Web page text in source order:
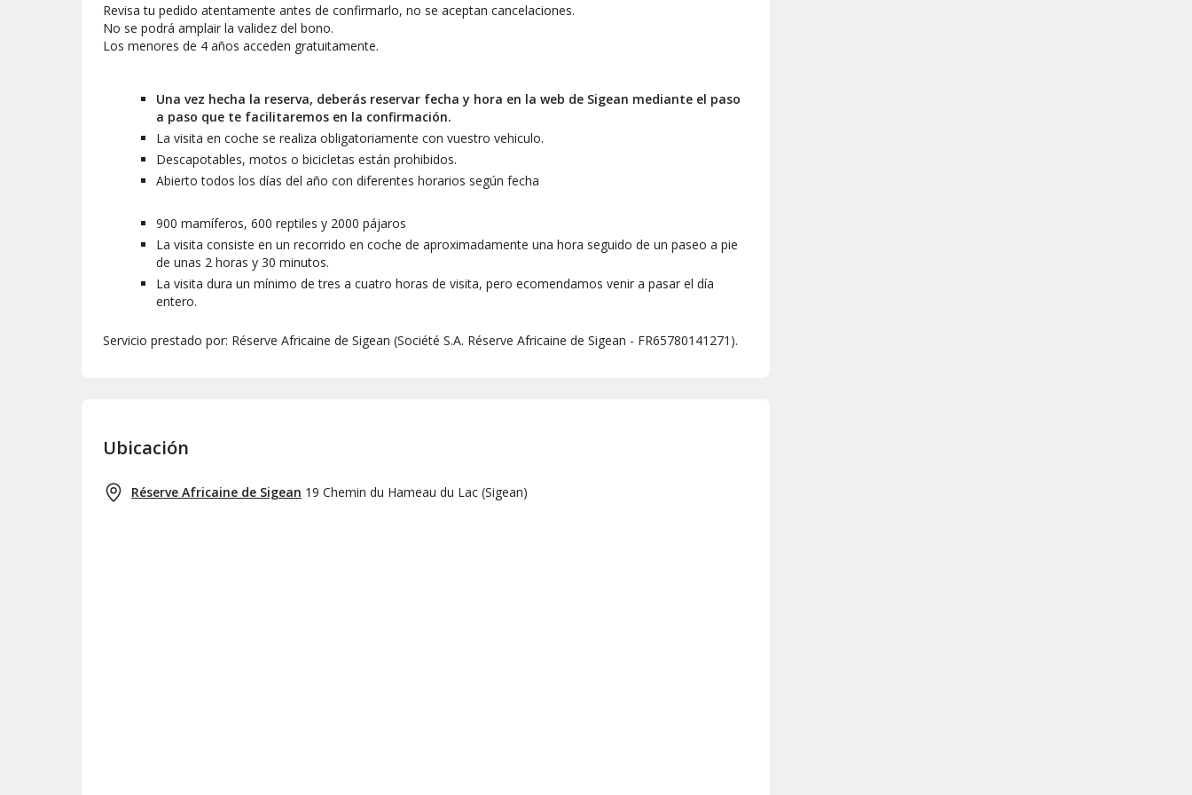
Sigean, donde podrás seleccionar fecha y hora de visita. Con las
entradas Atrápalo no podrás acceder al recinto.
No se aceptan cancelaciones.
​Los menores de 4 años acceden gratuitamente.
Revisa tu pedido atentamente antes de confirmarlo, no se aceptan cancelaciones.
No se podrá amplair la validez del bono.
Los menores de 4 años acceden gratuitamente.
Una vez hecha la reserva, deberás reservar fecha y hora en la web de Sigean mediante el paso
a paso que te facilitaremos en la confirmación.
La visita en coche se realiza obligatoriamente con vuestro vehiculo.
Descapotables, motos o bicicletas están prohibidos.
Abierto todos los días del año con diferentes horarios según fecha
900 mamíferos, 600 reptiles y 2000 pájaros
La visita consiste en un recorrido en coche de aproximadamente una hora seguido de un paseo a pie
de unas 2 horas y 30 minutos.
La visita dura un mínimo de tres a cuatro horas de visita, pero ecomendamos venir a pasar el día
entero.
Servicio prestado por: Réserve Africaine de Sigean (Société S.A. Réserve Africaine de Sigean - FR65780141271).
Ubicación
Réserve Africaine de Sigean 19 Chemin du Hameau du Lac (Sigean)